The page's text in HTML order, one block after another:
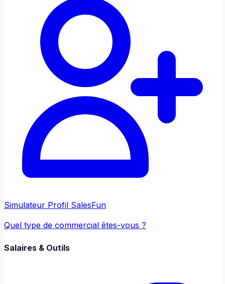
Simulateur Profil SalesFun
Quel type de commercial êtes-vous ?
Salaires & Outils